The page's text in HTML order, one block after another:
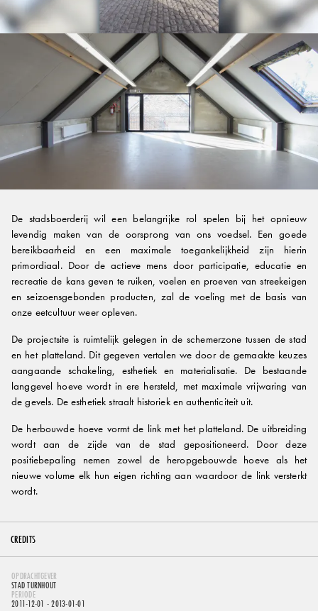
De stadsboerderij wil een belangrijke rol spelen bij het opnieuw
levendig maken van de oorsprong van ons voedsel. Een goede
bereikbaarheid en een maximale toegankelijkheid zijn hierin
primordiaal. Door de actieve mens door participatie, educatie en
recreatie de kans geven te ruiken, voelen en proeven van streekeigen
en seizoensgebonden producten, zal de voeling met de basis van
onze eetcultuur weer opleven.
De projectsite is ruimtelijk gelegen in de schemerzone tussen de stad
en het platteland. Dit gegeven vertalen we door de gemaakte keuzes
aangaande schakeling, esthetiek en materialisatie. De bestaande
langgevel hoeve wordt in ere hersteld, met maximale vrijwaring van
de gevels. De esthetiek straalt historiek en authenticiteit uit.
De herbouwde hoeve vormt de link met het platteland. De uitbreiding
wordt aan de zijde van de stad gepositioneerd. Door deze
positiebepaling nemen zowel de heropgebouwde hoeve als het
nieuwe volume elk hun eigen richting aan waardoor de link versterkt
wordt.
CREDITS
OPDRACHTGEVER
STAD TURNHOUT
PERIODE
2011-12-01 - 2013-01-01